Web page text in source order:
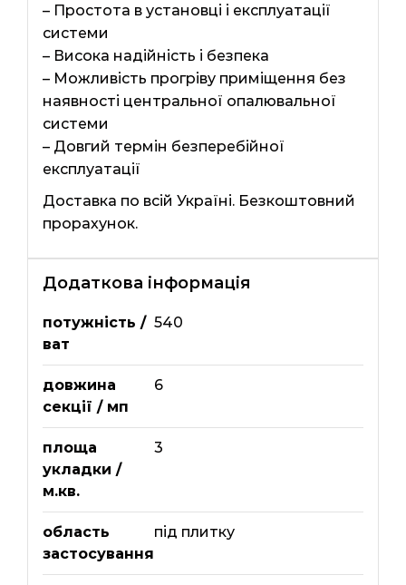
– Простота в установці і експлуатації
системи
– Висока надійність і безпека
– Можливість прогріву приміщення без
наявності центральної опалювальної
системи
– Довгий термін безперебійної
експлуатації
Доставка по всій Україні. Безкоштовний
прорахунок.
Додаткова інформація
потужність /
ват
540
довжина
секції / мп
6
площа
укладки /
м.кв.
3
область
застосування
під плитку